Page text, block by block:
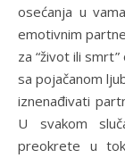
osećanja u
emotivnim
za “život ili
sa pojačanom
iznenađivati
U svakom
preokrete u